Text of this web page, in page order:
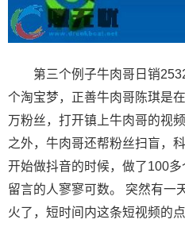
第三个例子牛肉哥日销
个淘宝梦，正善牛肉哥陈琪是
万粉丝，打开镇上牛肉哥的视
之外，牛肉哥还帮粉丝扫盲，
开始做抖音的时候，做了100
留言的人寥寥可数。 突然有一
火了，短时间内这条短视频的